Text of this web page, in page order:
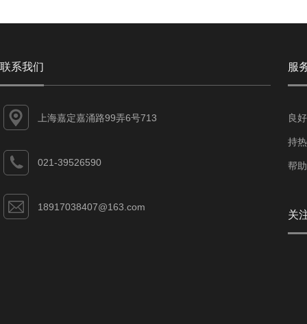
联系我们
上海嘉定嘉涌路99弄6号713
021-39526590
18917038407@163.com
服
良
持
帮
关